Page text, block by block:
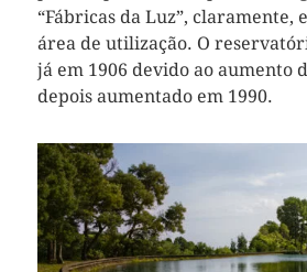
“Fábricas da Luz”,
área de utilização. O
já em 1906 devido ao aumento
depois aumentado em 1990.